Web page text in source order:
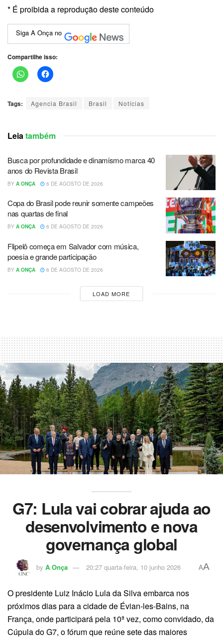
* É proibida a reprodução deste conteúdo
Siga A Onça no
Compartilhe isso:
Tags: Agencia Brasil Brasil Notícias
Leia também
Busca por profundidade e dinamismo marca 40
anos do Revista Brasil
BY A ONÇA 6 DE AGOSTO DE 2026
Copa do Brasil pode reunir somente campeões
nas quartas de final
BY A ONÇA 6 DE AGOSTO DE 2026
Flipelô começa em Salvador com música,
poesia e grande participação
BY A ONÇA 6 DE AGOSTO DE 2026
LOAD MORE
G7: Lula vai cobrar ajuda ao
desenvolvimento e nova
governança global
by A Onça 20:27 quarta-feira, 10 junho 2026 AA
O presidente Luiz Inácio Lula da Silva embarca nos
próximos dias para a cidade de Évian-les-Bains, na
França, onde participará pela 10ª vez, como convidado, da
Cúpula do G7, o fórum que reúne sete das maiores